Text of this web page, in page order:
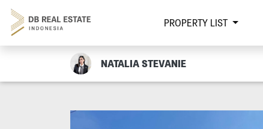
PROPERTY LIST
NATALIA STEVANIE